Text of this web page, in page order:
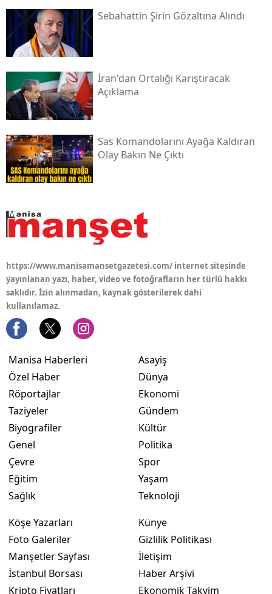
Sebahattin Şirin Gözaltına Alındı
İran'dan Ortalığı Karıştıracak
Açıklama
Sas Komandolarını Ayağa Kaldıran
Olay Bakın Ne Çıktı
https://www.manisamansetgazetesi.com/ internet sitesinde
yayınlanan yazı, haber, video ve fotoğrafların her türlü hakkı
saklıdır. İzin alınmadan, kaynak gösterilerek dahi
kullanılamaz.
Manisa Haberleri
Özel Haber
Röportajlar
Taziyeler
Biyografiler
Genel
Çevre
Eğitim
Sağlık
Asayiş
Dünya
Ekonomi
Gündem
Kültür
Politika
Spor
Yaşam
Teknoloji
Köşe Yazarları
Foto Galeriler
Manşetler Sayfası
İstanbul Borsası
Kripto Fiyatları
Künye
Gizlilik Politikası
İletişim
Haber Arşivi
Ekonomik Takvim